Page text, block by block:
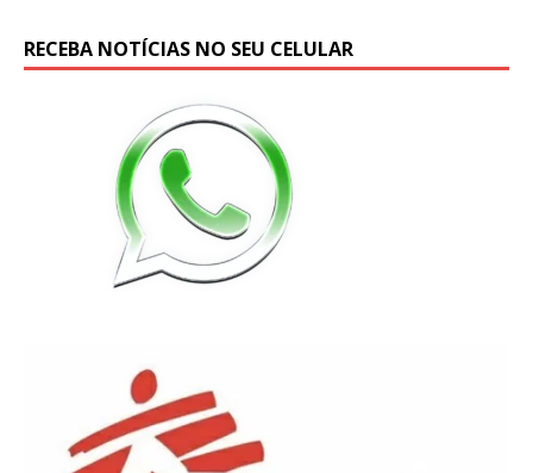
RECEBA NOTÍCIAS NO SEU CELULAR